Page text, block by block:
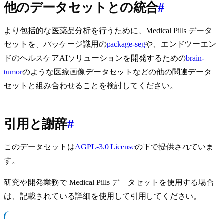
他のデータセットとの統合#
より包括的な医薬品分析を行うために、Medical Pills データ
セットを、パッケージ識用のpackage-segや、エンドツーエン
ドのヘルスケアAIソリューションを開発するためのbrain-
tumorのような医療画像データセットなどの他の関連データ
セットと組み合わせることを検討してください。
引用と謝辞#
このデータセットはAGPL-3.0 Licenseの下で提供されていま
す。
研究や開発業務で Medical Pills データセットを使用する場合
は、記載されている詳細を使用して引用してください。